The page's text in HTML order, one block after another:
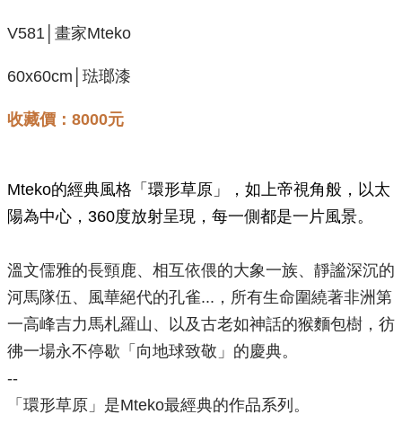
V581│畫家Mteko
60x60cm│琺瑯漆
收藏價：8000元
Mteko的經典風格「環形草原」，如上帝視角般，以太
陽為中心，360度放射呈現，每一側都是一片風景。
溫文儒雅的長頸鹿、相互依偎的大象一族、靜謐深沉的
河馬隊伍、風華絕代的孔雀...，所有生命圍繞著非洲第
一高峰吉力馬札羅山、以及古老如神話的猴麵包樹，彷
彿一場永不停歇「向地球致敬」的慶典。
--
「環形草原」是Mteko最經典的作品系列。